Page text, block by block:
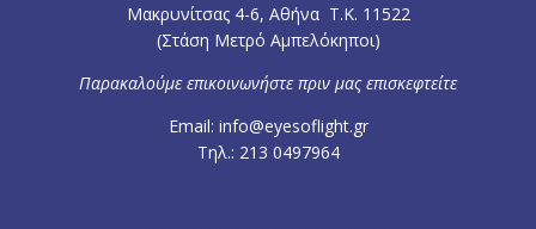
Μακρυνίτσας 4-6, Αθήνα Τ.Κ. 11522
(Στάση Μετρό Αμπελόκηποι)
Παρακαλούμε επικοινωνήστε πριν μας επισκεφτείτε
Email: info@eyesoflight.gr
Τηλ.: 213 0497964